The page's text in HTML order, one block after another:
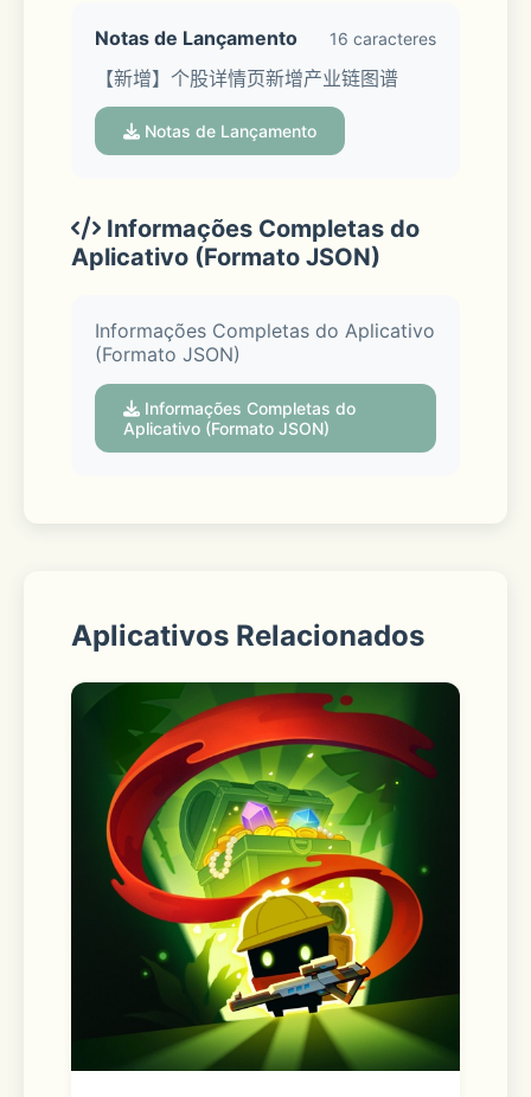
线1年体验券、MACD专家一年体验券。
（新客户可下载最新版APP，在“招商证
券APP-我的”参与活动，领取价值约千元
新人福利。活动规则详见活动页面。本活
效，招商证券有权单方面调整下线时
间。）
【工具】神奇九转、智能画线等选股辅助
工具，帮助发现走势拐点
【选股】智能选股，选定指标简单两步轻
松选股
【改版】全新首页，信息模块化整合，更
聚焦
【新增】指数赛道，选对赛道，财富加速
【升级】智能定投，轻松设置，高效投资
【新增】工资理财，稳中求进，积少成
多，盈亏每日可见
股市有风险，入市需谨慎。
Notas de Lançamento 16 caracteres
【新增】个股详情页新增产业链图谱
Notas de Lançamento
Informações Completas do
Aplicativo (Formato JSON)
Informações Completas do Aplicativo
(Formato JSON)
Informações Completas do
Aplicativo (Formato JSON)
Aplicativos Relacionados